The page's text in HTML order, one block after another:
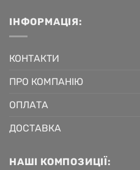
ІНФОРМАЦІЯ:
КОНТАКТИ
ПРО КОМПАНІЮ
ОПЛАТА
ДОСТАВКА
НАШІ КОМПОЗИЦІЇ: